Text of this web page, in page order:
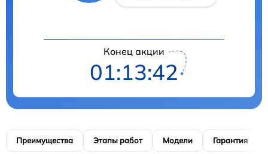
Конец акции
01:13:41
Преимущества Этапы работ Модели Гарантия